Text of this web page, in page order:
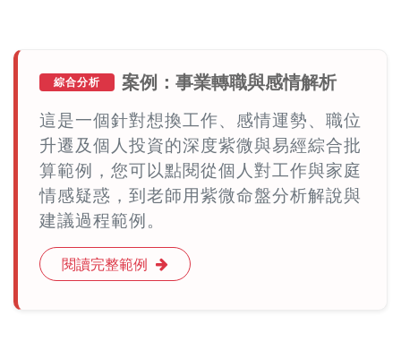
綜合分析
案例：事業轉職與感情解析
這是一個針對想換工作、感情運勢、職位
升遷及個人投資的深度紫微與易經綜合批
算範例，您可以點閱從個人對工作與家庭
情感疑惑，到老師用紫微命盤分析解說與
建議過程範例。
閱讀完整範例